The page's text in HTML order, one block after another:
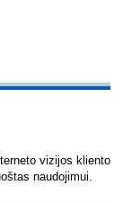
vizijos kliento
naudojimui.